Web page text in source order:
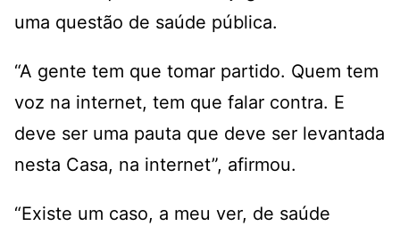
uma questão de saúde pública.
“A gente tem que tomar partido. Quem tem
voz na internet, tem que falar contra. E
deve ser uma pauta que deve ser levantada
nesta Casa, na internet”, afirmou.
“Existe um caso, a meu ver, de saúde